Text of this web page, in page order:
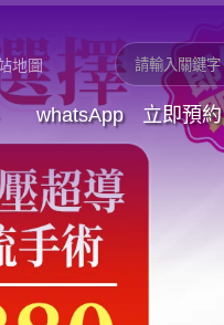
地圖
whatsApp 立即預約